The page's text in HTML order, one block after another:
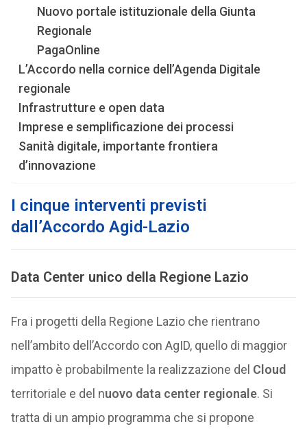
Nuovo portale istituzionale della Giunta
Regionale
PagaOnline
L’Accordo nella cornice dell’Agenda Digitale
regionale
Infrastrutture e open data
Imprese e semplificazione dei processi
Sanità digitale, importante frontiera
d’innovazione
I cinque interventi previsti
dall’Accordo Agid-Lazio
Data Center unico della Regione Lazio
Fra i progetti della Regione Lazio che rientrano
nell’ambito dell’Accordo con AgID, quello di maggior
impatto è probabilmente la realizzazione del Cloud
territoriale e del nuovo data center regionale. Si
tratta di un ampio programma che si propone